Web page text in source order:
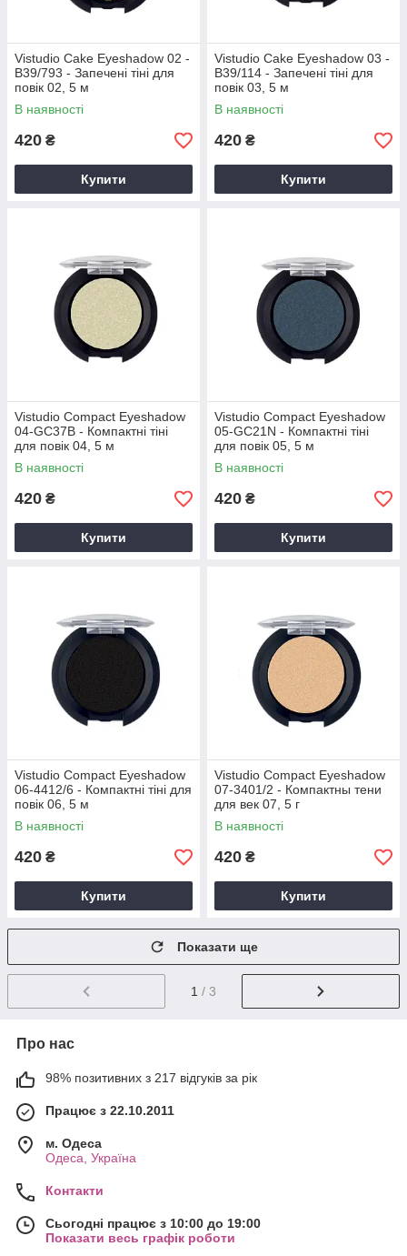
Vistudio Cake Eyeshadow 02 -
B39/793 - Запечені тіні для
повік 02, 5 м
В наявності
420 ₴
Купити
Vistudio Cake Eyeshadow 03 -
B39/114 - Запечені тіні для
повік 03, 5 м
В наявності
420 ₴
Купити
Vistudio Compact Eyeshadow
04-GC37B - Компактні тіні
для повік 04, 5 м
В наявності
420 ₴
Купити
Vistudio Compact Eyeshadow
05-GC21N - Компактні тіні
для повік 05, 5 м
В наявності
420 ₴
Купити
Vistudio Compact Eyeshadow
06-4412/6 - Компактні тіні для
повік 06, 5 м
В наявності
420 ₴
Купити
Vistudio Compact Eyeshadow
07-3401/2 - Компактны тени
для век 07, 5 г
В наявності
420 ₴
Купити
Показати ще
1 / 3
Про нас
98% позитивних з 217 відгуків за рік
Працює з 22.10.2011
м. Одеса
Одеса, Україна
Контакти
Сьогодні працює з 10:00 до 19:00
Показати весь графік роботи